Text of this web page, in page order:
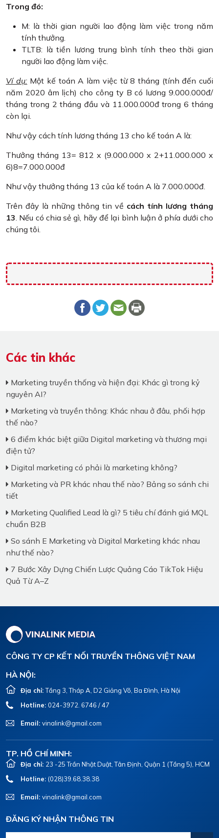
Trong đó:
M: là thời gian người lao động làm việc trong năm
tính thưởng.
TLTB: là tiền lương trung bình tính theo thời gian
người lao động làm việc.
Ví dụ:Một kế toán A làm việc từ 8 tháng (tính đến cuối
năm 2020 âm lịch) cho công ty B có lương 9.000.000đ/
tháng trong 2 tháng đầu và 11.000.000đ trong 6 tháng
còn lại.
Như vậy cách tính lương tháng 13 cho kế toán A là:
Thưởng tháng 13= 812 x (9.000.000 x 2+11.000.000 x
6)8=7.000.000đ
Như vậy thưởng tháng 13 của kế toán A là 7.000.000đ.
Trên đây là những thông tin về cách tính lương tháng
13 . Nếu có chia sẻ gì, hãy để lại bình luận ở phía dưới cho
chúng tôi.
Các tin khác
Marketing truyền thống và hiện đại: Khác gì trong kỷ
nguyên AI?
Marketing và truyền thông: Khác nhau ở đâu, phối hợp
thế nào?
6 điểm khác biệt giữa Digital marketing và thương mại
điện tử?
Digital marketing có phải là marketing không?
Marketing và PR khác nhau thế nào? Bảng so sánh chi
tiết
Marketing Qualified Lead là gì? 5 tiêu chí đánh giá MQL
chuẩn B2B
So sánh E Marketing và Digital Marketing khác nhau
như thế nào?
7 Bước Xây Dựng Chiến Lược Quảng Cáo TikTok Hiệu
Quả Từ A–Z
CÔNG TY CP KẾT NỐI TRUYỀN THÔNG VIỆT NAM
HÀ NỘI:
Địa chỉ:Tầng 3, Tháp A, D2 Giảng Võ, Ba Đình, Hà Nội
Hotline: 024-3972. 6746 / 47
Email: vinalink@gmail.com
TP. HỒ CHÍ MINH:
Địa chỉ: 23 -25 Trần Nhật Duật, Tân Định, Quận 1 (Tầng 5), HCM
Hotline: (028)39.68.38.38
Email: vinalink@gmail.com
ĐĂNG KÝ NHẬN THÔNG TIN